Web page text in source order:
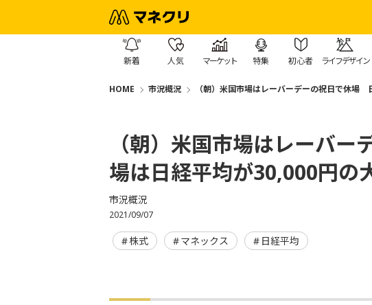
新着 人気 マーケット 特集 初心者 ライフデザイン
HOME 市況概況 （朝）米国市場はレーバーデーの祝日で休場
（朝）米国市場はレーバ
場は日経平均が30,000円の
市況概況
2021/09/07
株式 マネックス 日経平均